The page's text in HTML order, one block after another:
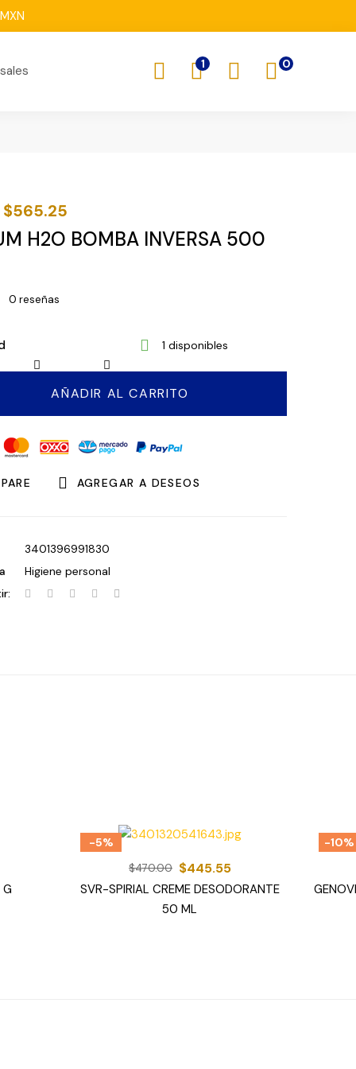
1
$565.25
H2O BOMBA INVERSA 500
0 reseñas
SEBIUM
H2O
BOMBA
INVERSA
500
ML
1 disponibles
AÑADIR AL CARRITO
AGREGAR A DESEOS
3401396991830
Higiene personal
-5%
$470.00 $445.55
SVR-SPIRIAL CREME DESODORANTE
50 ML
-10%